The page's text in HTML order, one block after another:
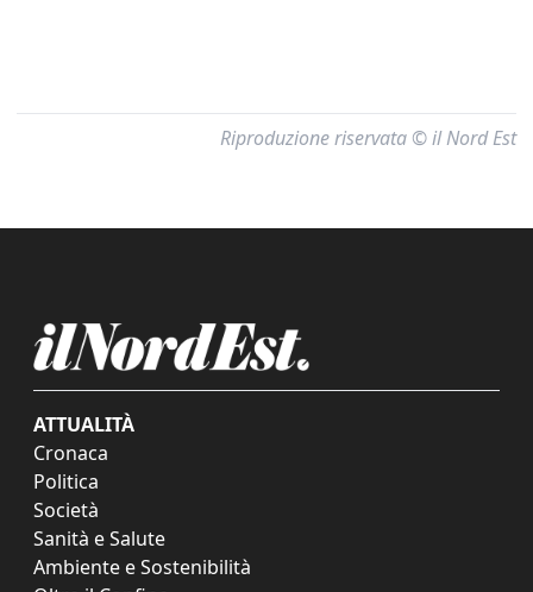
Riproduzione riservata © il Nord Est
ATTUALITÀ
Cronaca
Politica
Società
Sanità e Salute
Ambiente e Sostenibilità